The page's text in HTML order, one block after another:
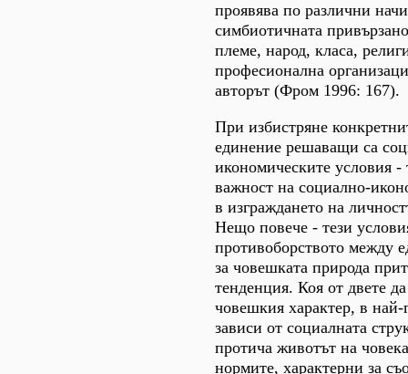
проявява по различни
симбиотичната
племе, народ, класа,
професионална
авторът (Фром 1996: 167).
При избистряне
единение решаващи са
икономическите условия -
важност на социално-
в изграждането на
Нещо повече - тези
противоборството между
за човешката природа
тенденция. Коя от двете
човешкия характер, в най-
зависи от социалната
протича животът на
нормите, характерни за